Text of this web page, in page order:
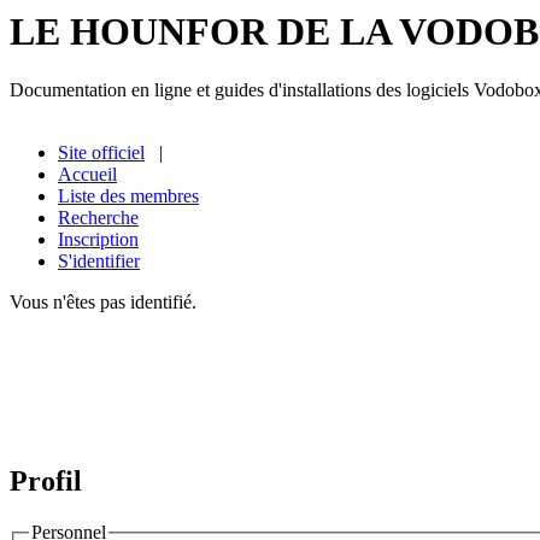
LE HOUNFOR DE LA
Documentation en ligne et guides d'installations des logiciels
Site officiel |
Accueil
Liste des membres
Recherche
Inscription
S'identifier
Vous n'êtes pas identifié.
Profil
Personnel